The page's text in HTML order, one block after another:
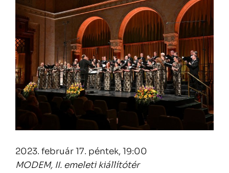
2023. február 17. péntek, 19:00
MODEM, II. emeleti kiállítótér